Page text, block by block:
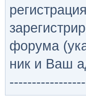
форума
ник и Ваш